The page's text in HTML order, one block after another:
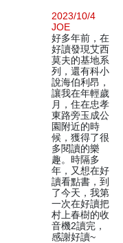
2023/10/4
JOE
好多年前，在
好讀發現艾西
莫夫的基地系
列，還有科小
說海伯利昂，
讓我在年輕歲
月，住在忠孝
東路旁玉成公
園附近的時
候，獲得了很
多閱讀的樂
趣。時隔多
年，又想在好
讀看點書，到
了今天，我第
一次在好讀把
村上春樹的收
音機2讀完，
感謝好讀~